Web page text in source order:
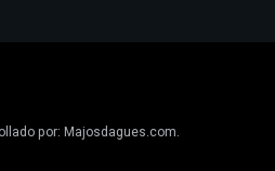
por: Majosdagues.com.